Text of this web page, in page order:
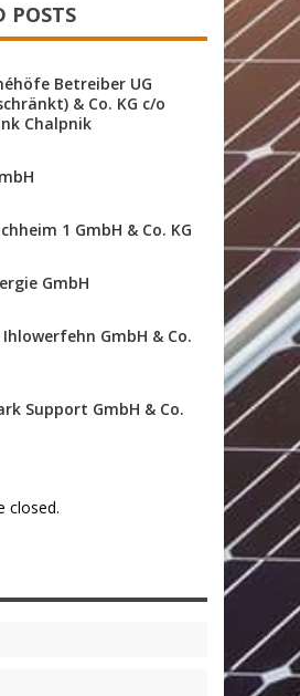
POSTS
Betreiber UG
& Co. KG c/o
Chalpnik
1 GmbH & Co. KG
GmbH
GmbH & Co.
Support GmbH & Co.
closed.